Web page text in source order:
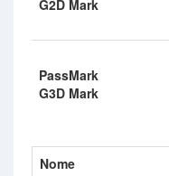
G2D Mark
PassMark
G3D Mark
Nome